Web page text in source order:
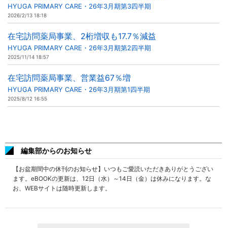
HYUGA PRIMARY CARE・26年3月期第3四半期
2026/2/13 18:18
在宅訪問薬局事業、2桁増収も17.7％減益
HYUGA PRIMARY CARE・26年3月期第2四半期
2025/11/14 18:57
在宅訪問薬局事業、営業益67％増
HYUGA PRIMARY CARE・26年3月期第1四半期
2025/8/12 16:55
編集部からのお知らせ
【お盆期間中の休刊のお知らせ】いつもご愛読いただきありがとうござい
ます。eBOOKの更新は、12日（水）～14日（金）は休みになります。な
お、WEBサイトは随時更新します。